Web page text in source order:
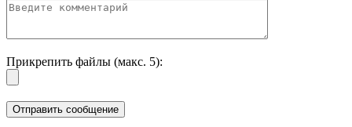
Прикрепить файлы (макс. 5):